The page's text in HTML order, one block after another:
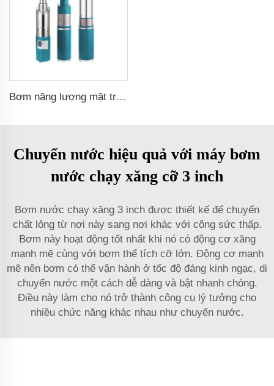
Bơm năng lượng mặt trời - bơm nước solar
Chuyển nước hiệu quả với máy bơm
nước chạy xăng cỡ 3 inch
Bơm nước chạy xăng 3 inch được thiết kế để chuyển
chất lỏng từ nơi này sang nơi khác với công sức thấp.
Bơm này hoạt động tốt nhất khi nó có động cơ xăng
mạnh mẽ cùng với bơm thể tích cỡ lớn. Động cơ mạnh
mẽ nên bơm có thể vận hành ở tốc độ đáng kinh ngạc, di
chuyển nước một cách dễ dàng và bật nhanh chóng.
Điều này làm cho nó trở thành công cụ lý tưởng cho
nhiều chức năng khác nhau như chuyển nước.